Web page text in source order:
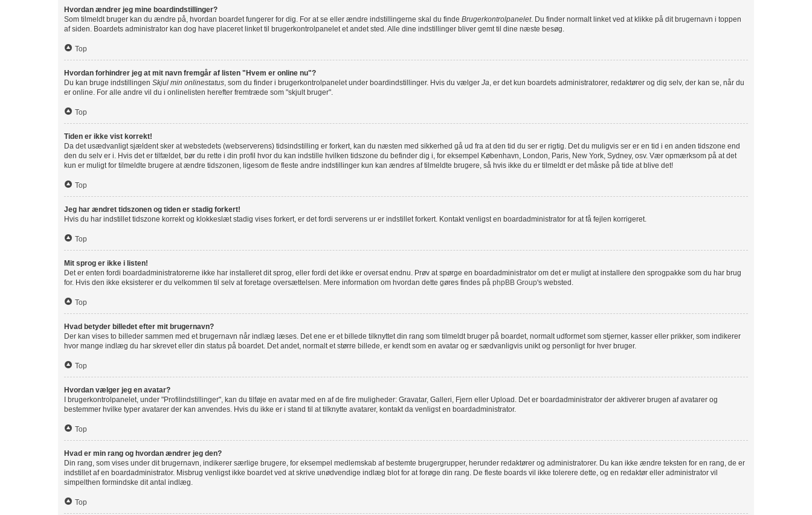
Hvordan ændrer jeg mine boardindstillinger?
Som tilmeldt bruger kan du ændre på, hvordan boardet fungerer for dig. For at se eller ændre indstillingerne skal du finde Brugerkontrolpanelet. Du finder normalt linket ved at klikke på dit brugernavn i toppen
af siden. Boardets administrator kan dog have placeret linket til brugerkontrolpanelet et andet sted. Alle dine indstillinger bliver gemt til dine næste besøg.
Top
Hvordan forhindrer jeg at mit navn fremgår af listen "Hvem er online nu"?
Du kan bruge indstillingen Skjul min onlinestatus, som du finder i brugerkontrolpanelet under boardindstillinger. Hvis du vælger Ja, er det kun boardets administratorer, redaktører og dig selv, der kan se, når du
er online. For alle andre vil du i onlinelisten herefter fremtræde som "skjult bruger".
Top
Tiden er ikke vist korrekt!
Da det usædvanligt sjældent sker at webstedets (webserverens) tidsindstilling er forkert, kan du næsten med sikkerhed gå ud fra at den tid du ser er rigtig. Det du muligvis ser er en tid i en anden tidszone end
den du selv er i. Hvis det er tilfældet, bør du rette i din profil hvor du kan indstille hvilken tidszone du befinder dig i, for eksempel København, London, Paris, New York, Sydney, osv. Vær opmærksom på at det
kun er muligt for tilmeldte brugere at ændre tidszonen, ligesom de fleste andre indstillinger kun kan ændres af tilmeldte brugere, så hvis ikke du er tilmeldt er det måske på tide at blive det!
Top
Jeg har ændret tidszonen og tiden er stadig forkert!
Hvis du har indstillet tidszone korrekt og klokkeslæt stadig vises forkert, er det fordi serverens ur er indstillet forkert. Kontakt venligst en boardadministrator for at få fejlen korrigeret.
Top
Mit sprog er ikke i listen!
Det er enten fordi boardadministratorerne ikke har installeret dit sprog, eller fordi det ikke er oversat endnu. Prøv at spørge en boardadministrator om det er muligt at installere den sprogpakke som du har brug
for. Hvis den ikke eksisterer er du velkommen til selv at foretage oversættelsen. Mere information om hvordan dette gøres findes på phpBB Group's websted.
Top
Hvad betyder billedet efter mit brugernavn?
Der kan vises to billeder sammen med et brugernavn når indlæg læses. Det ene er et billede tilknyttet din rang som tilmeldt bruger på boardet, normalt udformet som stjerner, kasser eller prikker, som indikerer
hvor mange indlæg du har skrevet eller din status på boardet. Det andet, normalt et større billede, er kendt som en avatar og er sædvanligvis unikt og personligt for hver bruger.
Top
Hvordan vælger jeg en avatar?
I brugerkontrolpanelet, under "Profilindstillinger", kan du tilføje en avatar med en af de fire muligheder: Gravatar, Galleri, Fjern eller Upload. Det er boardadministrator der aktiverer brugen af avatarer og
bestemmer hvilke typer avatarer der kan anvendes. Hvis du ikke er i stand til at tilknytte avatarer, kontakt da venligst en boardadministrator.
Top
Hvad er min rang og hvordan ændrer jeg den?
Din rang, som vises under dit brugernavn, indikerer særlige brugere, for eksempel medlemskab af bestemte brugergrupper, herunder redaktører og administratorer. Du kan ikke ændre teksten for en rang, de er
indstillet af en boardadministrator. Misbrug venligst ikke boardet ved at skrive unødvendige indlæg blot for at forøge din rang. De fleste boards vil ikke tolerere dette, og en redaktør eller administrator vil
simpelthen formindske dit antal indlæg.
Top